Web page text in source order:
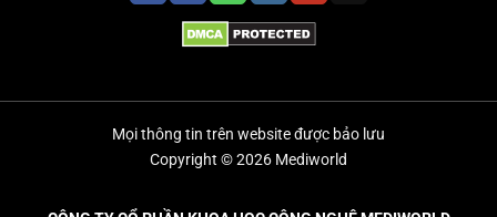
Mọi thông tin trên website được bảo lưu
Copyright © 2026 Mediworld